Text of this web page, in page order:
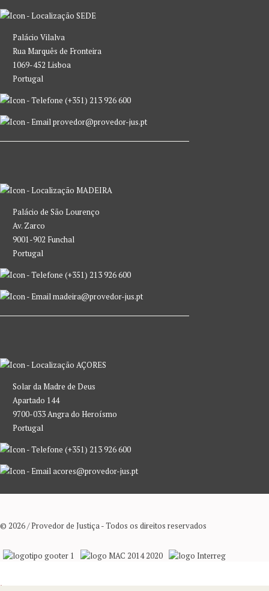
SEDE
Palácio Vilalva
Rua Marquês de Fronteira
1069-452 Lisboa
Portugal
(+351) 213 926 600
provedor@provedor-jus.pt
MADEIRA
Palácio de São Lourenço
Av. Zarco
9001-902 Funchal
Portugal
(+351) 213 926 600
madeira@provedor-jus.pt
AÇORES
Solar da Madre de Deus
Apartado 144
9700-033 Angra do Heroísmo
Portugal
(+351) 213 926 600
acores@provedor-jus.pt
© 2026 / Provedor de Justiça - Todos os direitos reservados